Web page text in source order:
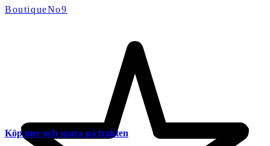
BoutiqueNo9
Köp mer och spara på frakten